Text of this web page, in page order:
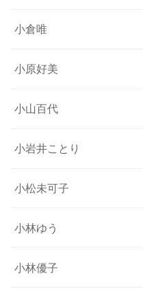
小倉唯
小原好美
小山百代
小岩井ことり
小松未可子
小林ゆう
小林優子